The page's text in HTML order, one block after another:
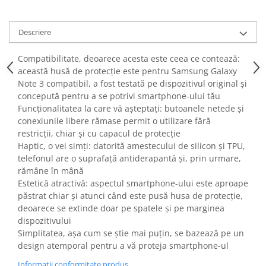
Ingrijire Locuinta
Purificatoare de aer
Fashion
Bijuterii
Ceasuri barbatesti
Ceasuri dama
Cutii, curele si accesorii ceasuri
Genti si accesorii barbati
Genti si accesorii femei
Imbracaminte barbati
Imbracaminte femei
Imbracaminte si Incaltaminte copii
Incaltaminte barbati
Incaltaminte femei
Ochelari de soare
Descriere
Compatibilitate, deoarece acesta este ceea ce contează:
această husă de protecție este pentru Samsung Galaxy
Note 3 compatibil, a fost testată pe dispozitivul original și
concepută pentru a se potrivi smartphone-ului tău
Funcționalitatea la care vă așteptați: butoanele netede și
conexiunile libere rămase permit o utilizare fără
restricții, chiar și cu capacul de protecție
Haptic, o vei simți: datorită amestecului de silicon și TPU,
telefonul are o suprafață antiderapantă și, prin urmare,
rămâne în mână
Estetică atractivă: aspectul smartphone-ului este aproape
păstrat chiar și atunci când este pusă husa de protecție,
deoarece se extinde doar pe spatele și pe marginea
dispozitivului
Simplitatea, așa cum se știe mai puțin, se bazează pe un
design atemporal pentru a vă proteja smartphone-ul